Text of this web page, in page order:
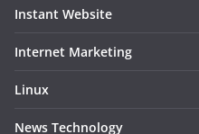
Instant Website
Internet Marketing
Linux
News Technology